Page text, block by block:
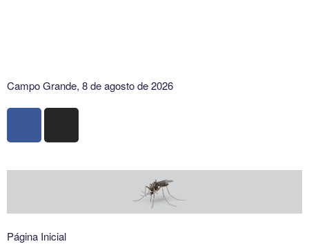
Campo Grande, 8 de agosto de 2026
Página Inicial